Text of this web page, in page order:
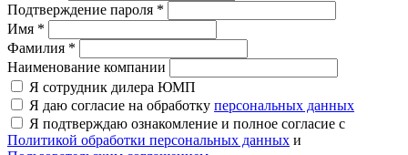
Подтверждение пароля *
Имя *
Фамилия *
Наименование компании
Я сотрудник дилера ЮМП
Я даю согласие на обработку персональных данных
Я подтверждаю ознакомление и полное согласие с
Политикой обработки персональных данных и